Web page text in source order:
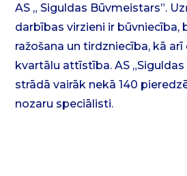
AS „ Siguldas Būvmeistars”.
darbības virzieni ir būvniecība,
ražošana un tirdzniecība, kā
kvartālu attīstība. AS
strādā vairāk nekā 140
nozaru speciālisti.